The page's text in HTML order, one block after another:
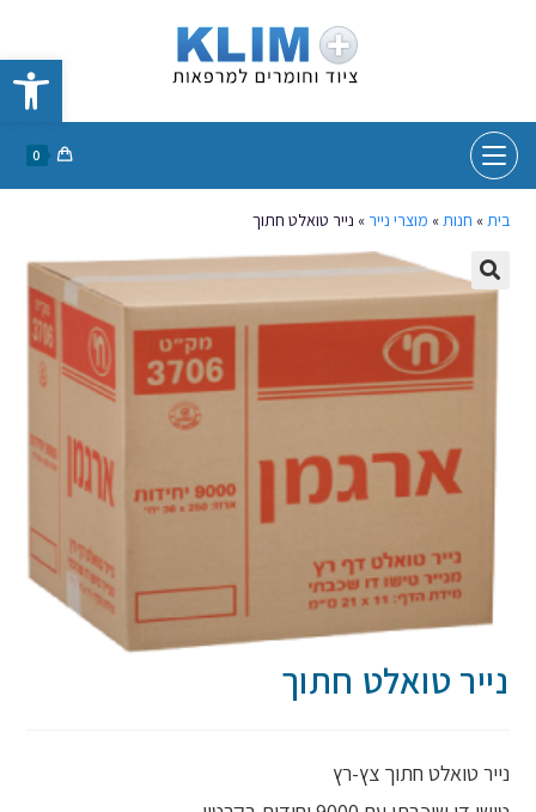
פתח סרגל נגישות
0
בית» חנות» מוצרי נייר » נייר טואלט חתוך
נייר טואלט חתוך
נייר טואלט חתוך צץ-רץ